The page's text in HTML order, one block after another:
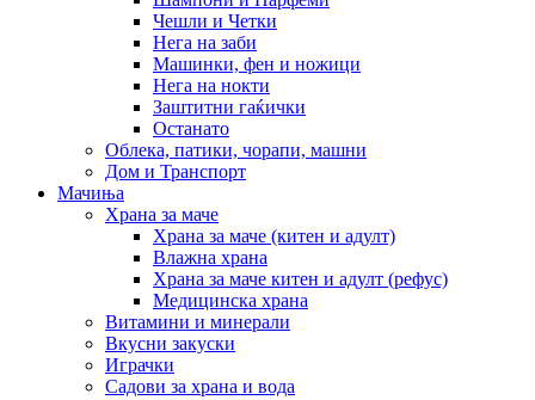
Чешли и Четки
Нега на заби
Машинки, фен и ножици
Нега на нокти
Заштитни гаќички
Останато
Облека, патики, чорапи, машни
Дом и Транспорт
Мачиња
Храна за маче
Храна за маче (китен и адулт)
Влажна храна
Храна за маче китен и адулт (рефус)
Медицинска храна
Витамини и минерали
Вкусни закуски
Играчки
Садови за храна и вода